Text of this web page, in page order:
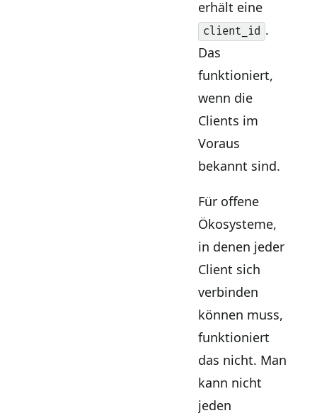
erhält eine
client_id .
Das
funktioniert,
wenn die
Clients im
Voraus
bekannt sind.
Für offene
Ökosysteme,
in denen jeder
Client sich
verbinden
können muss,
funktioniert
das nicht. Man
kann nicht
jeden